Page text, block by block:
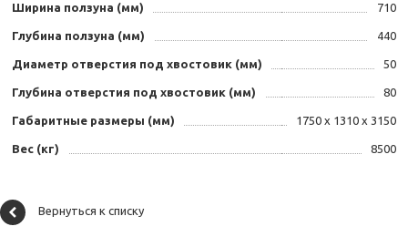
Ширина ползуна (мм) 710
Глубина ползуна (мм) 440
Диаметр отверстия под хвостовик (мм) 50
Глубина отверстия под хвостовик (мм) 80
Габаритные размеры (мм) 1750 х 1310 х 3150
Вес (кг) 8500
Вернуться к списку